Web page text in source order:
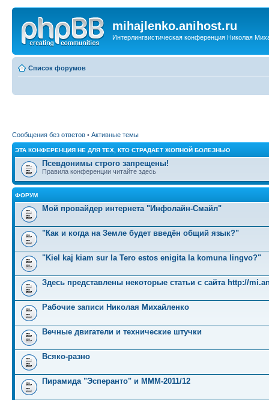
mihajlenko.anihost.ru
Интерлингвистическая конференция Николая
Список форумов
Сообщения без ответов • Активные темы
ЭТА КОНФЕРЕНЦИЯ НЕ ДЛЯ ТЕХ, КТО СТРАДАЕТ ЖОПНОЙ БОЛЕЗНЬЮ
Псевдонимы строго запрещены!
Правила конференции читайте здесь
ФОРУМ
Мой провайдер интернета "Инфолайн-Смайл"
"Как и когда на Земле будет введён общий язык?"
"Kiel kaj kiam sur la Tero estos enigita la komuna lingvo?"
Здесь представлены некоторые статьи с сайта http://
Рабочие записи Николая Михайленко
Вечные двигатели и технические штучки
Всяко-разно
Пирамида "Эсперанто" и MMM-2011/12